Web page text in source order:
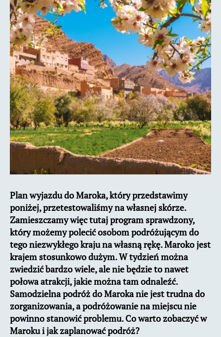
w
Maroku
Plan wyjazdu do Maroka, który przedstawimy
poniżej, przetestowaliśmy na własnej skórze.
Zamieszczamy więc tutaj program sprawdzony,
który możemy polecić osobom podróżującym do
tego niezwykłego kraju na własną rękę. Maroko jest
krajem stosunkowo dużym. W tydzień można
zwiedzić bardzo wiele, ale nie będzie to nawet
połowa atrakcji, jakie można tam odnaleźć.
Samodzielna podróż do Maroka nie jest trudna do
zorganizowania, a podróżowanie na miejscu nie
powinno stanowić problemu. Co warto zobaczyć w
Maroku i jak zaplanować podróż?